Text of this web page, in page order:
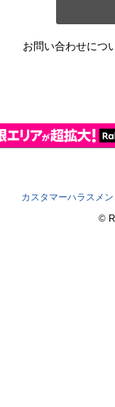
お問い合わせにつ
カスタマーハラスメ
©